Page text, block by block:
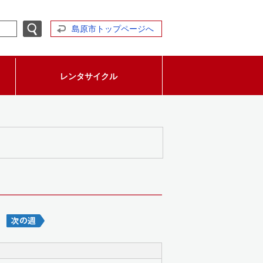
島原市トップページへ
レンタサイクル